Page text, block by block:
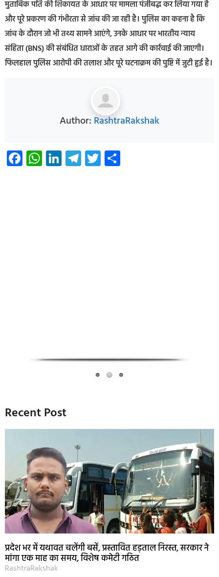
मुताबिक पति की शिकायत के आधार पर मामला पंजीबद्ध कर लिया गया है
और पूरे प्रकरण की गंभीरता से जांच की जा रही है। पुलिस का कहना है कि
जांच के दौरान जो भी तथ्य सामने आएंगे, उनके आधार पर भारतीय न्याय
संहिता (BNS) की संबंधित धाराओं के तहत आगे की कार्रवाई की जाएगी।
फिलहाल पुलिस आरोपी की तलाश और पूरे घटनाक्रम की पुष्टि में जुटी हुई है।
Author: RashtraRakshak
Facebook
WhatsApp
LinkedIn
Telegram
Twitter
Recent Post
प्रदेश भर में यथावत चलेंगी बसें, प्रस्तावित हड़ताल निरस्त, सरकार ने
मांगा एक माह का समय, विशेष कमेटी गठित
RashtraRakshak